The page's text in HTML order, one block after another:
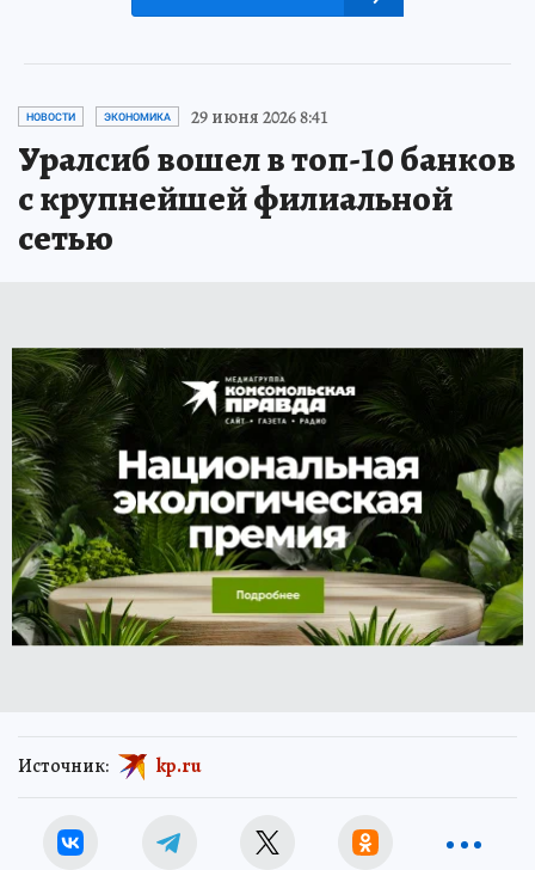
НОВОСТИ ЭКОНОМИКА 29 июня 2026 8:41
Уралсиб вошел в топ-10 банков
с крупнейшей филиальной
сетью
Источник: kp.ru